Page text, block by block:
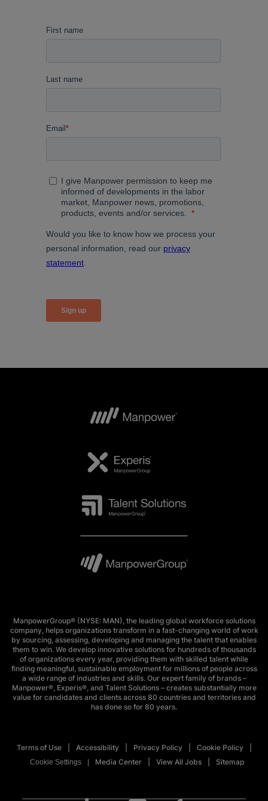
ManpowerGroup® (NYSE: MAN), the leading global workforce solutions
company, helps organizations transform in a fast-changing world of work
by sourcing, assessing, developing and managing the talent that enables
them to win. We develop innovative solutions for hundreds of thousands
of organizations every year, providing them with skilled talent while
finding meaningful, sustainable employment for millions of people across
a wide range of industries and skills. Our expert family of brands –
Manpower®, Experis®, and Talent Solutions – creates substantially more
value for candidates and clients across 80 countries and territories and
has done so for 80 years.
Terms of Use Accessibility Privacy Policy Cookie Policy
Cookie Settings Media Center View All Jobs Sitemap